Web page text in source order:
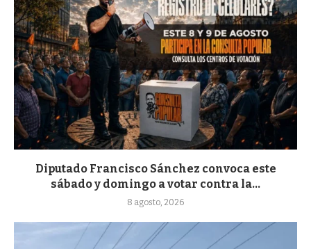
Diputado Francisco Sánchez convoca este
sábado y domingo a votar contra la...
8 agosto, 2026